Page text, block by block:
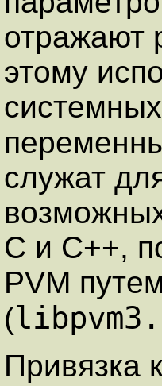
отражают
этому
служат
C и C++,
PVM
(
Привязка